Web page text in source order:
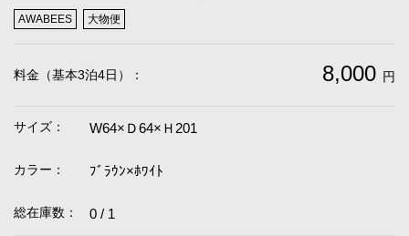
AWABEES 大物便
料金（基本3泊4日）： 8,000 円
サイズ： W64×Ｄ64×Ｈ201
カラー： ﾌﾞﾗｳﾝ×ﾎﾜｲﾄ
総在庫数： 0 / 1